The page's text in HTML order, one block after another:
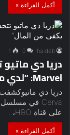
أكمل القراءة »
haideb
0
1
دريا دي
Marvel: “لدي ما يكفي من المال”
على قناة HBO،…
أكمل القراءة »